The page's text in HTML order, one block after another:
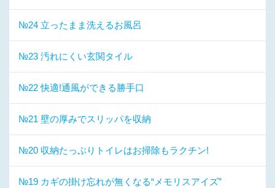
№24 立ったまま洗えるお風呂
№23 汚れにくい玄関タイル
№22 快適!通風ができる勝手口
№21 壁の厚みでスリッパを収納
№20 収納たっぷりトイレはお掃除もラクチン!
№19 カギの掛け忘れが無くなる“メモリスアイズ”